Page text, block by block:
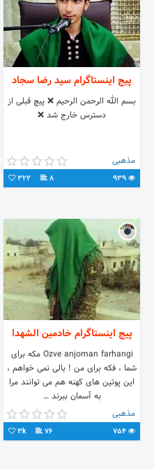
پیج اینستاگرام سید رضا سجاد
بسم الله الرحمن الرحیم ❌ پیچ قبلی از
دسترس خارج شد ❌
مذهبی
8
322
پیج اینستاگرام خادمین الشهدا
Ozve anjoman farhangi مکه برای
شما ، فکه برای من ! بالی نمی خواهم ،
این پوتین های کهنه هم می توانند مرا
به آسمان ببرند …
مذهبی
76
3k